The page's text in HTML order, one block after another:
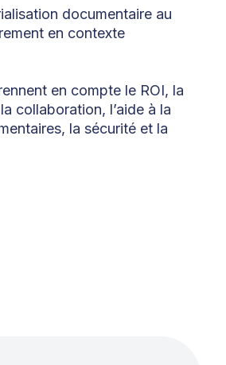
documentaire au
en contexte
en compte le ROI, la
collaboration, l’aide à la
la sécurité et la